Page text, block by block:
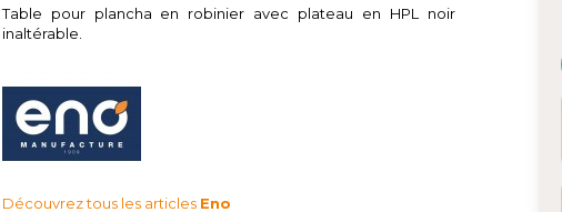
Table pour plancha en robinier avec plateau en HPL noir
inaltérable.
Découvrez tous les articles Eno